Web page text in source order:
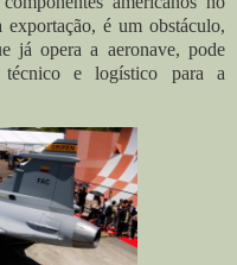
é um obstáculo,
já opera a aeronave, pode
técnico e logístico para a